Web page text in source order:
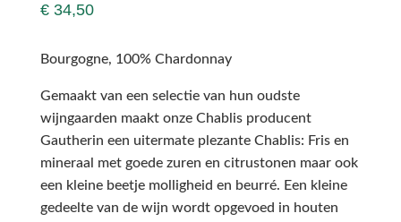
€34,50
Bourgogne, 100% Chardonnay
Gemaakt van een selectie van hun oudste
wijngaarden maakt onze Chablis producent
Gautherin een uitermate plezante Chablis: Fris en
mineraal met goede zuren en citrustonen maar ook
een kleine beetje molligheid en beurré. Een kleine
gedeelte van de wijn wordt opgevoed in houten